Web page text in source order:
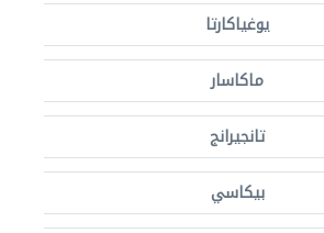
يوغياكارتا
ماكاسار
تانجيرانج
بيكاسي